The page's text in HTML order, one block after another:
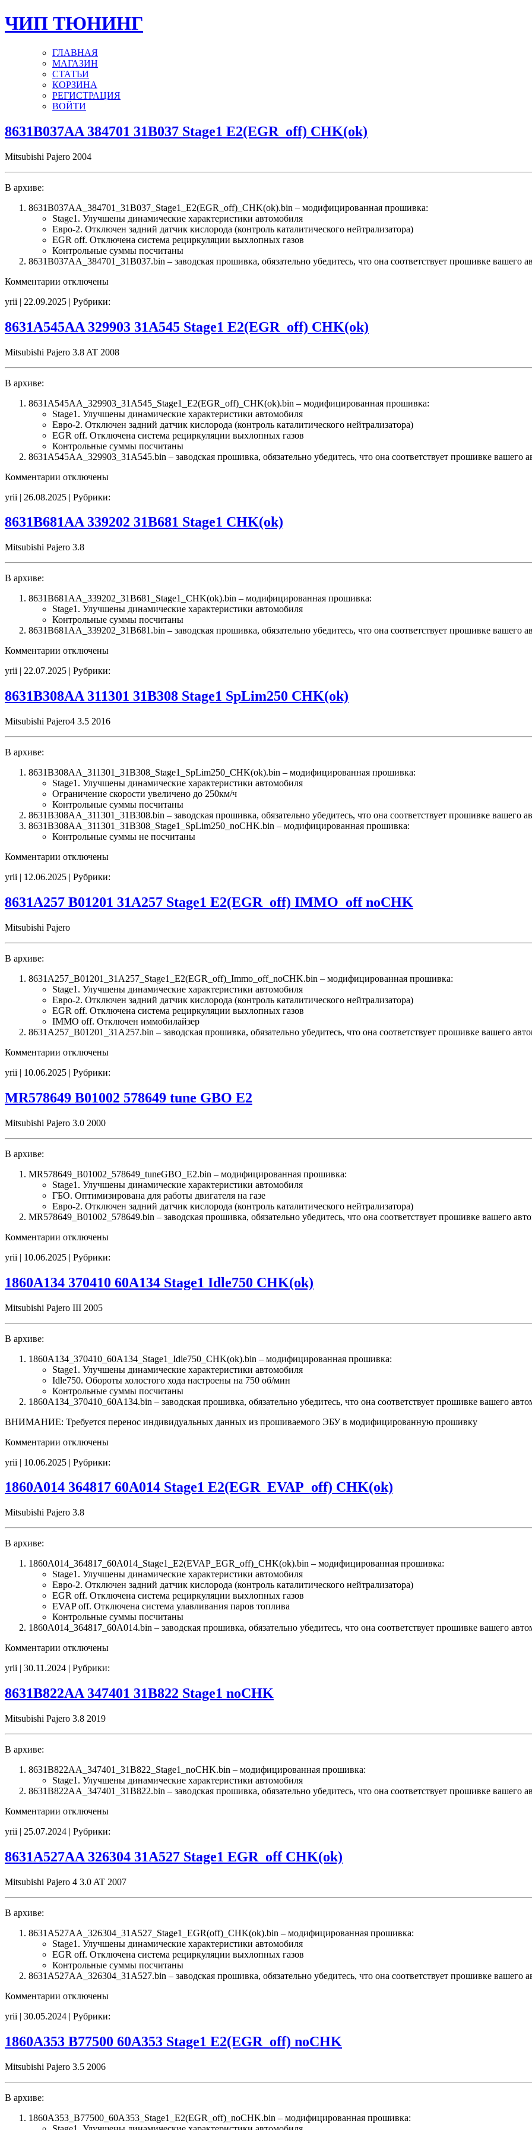
ЧИП ТЮНИНГ
ГЛАВНАЯ
МАГАЗИН
СТАТЬИ
КОРЗИНА
РЕГИСТРАЦИЯ
ВОЙТИ
8631B037AA 384701 31B037 Stage1 E2(EGR_off) CHK(ok)
Mitsubishi Pajero 2004
В архиве:
8631B037AA_384701_31B037_Stage1_E2(EGR_off)_CHK(ok).bin – модифицированная прошивка:
Stage1. Улучшены динамические характеристики автомобиля
Евро-2. Отключен задний датчик кислорода (контроль каталитического нейтрализатора)
EGR off. Отключена система рециркуляции выхлопных газов
Контрольные суммы посчитаны
8631B037AA_384701_31B037.bin – заводская прошивка, обязательно убедитесь, что она соответствует прошивке вашего
Комментарии к
8631B037AA
31B037
Stage1
CHK(ok)
отключены
yrii | 22.09.2025 | Рубрики:
8631A545AA 329903 31A545 Stage1 E2(EGR_off) CHK(ok)
Mitsubishi Pajero 3.8 AT 2008
В архиве:
8631A545AA_329903_31A545_Stage1_E2(EGR_off)_CHK(ok).bin – модифицированная прошивка:
Stage1. Улучшены динамические характеристики автомобиля
Евро-2. Отключен задний датчик кислорода (контроль каталитического нейтрализатора)
EGR off. Отключена система рециркуляции выхлопных газов
Контрольные суммы посчитаны
8631A545AA_329903_31A545.bin – заводская прошивка, обязательно убедитесь, что она соответствует прошивке вашего
Комментарии к
8631A545AA
31A545
Stage1
CHK(ok)
отключены
yrii | 26.08.2025 | Рубрики:
8631B681AA 339202 31B681 Stage1 CHK(ok)
Mitsubishi Pajero 3.8
В архиве:
8631B681AA_339202_31B681_Stage1_CHK(ok).bin – модифицированная прошивка:
Stage1. Улучшены динамические характеристики автомобиля
Контрольные суммы посчитаны
8631B681AA_339202_31B681.bin – заводская прошивка, обязательно убедитесь, что она соответствует прошивке вашего
Комментарии к
8631B681AA
31B681
Stage1
отключены
yrii | 22.07.2025 | Рубрики:
8631B308AA 311301 31B308 Stage1 SpLim250 CHK(ok)
Mitsubishi Pajero4 3.5 2016
В архиве:
8631B308AA_311301_31B308_Stage1_SpLim250_CHK(ok).bin – модифицированная прошивка:
Stage1. Улучшены динамические характеристики автомобиля
Ограничение скорости увеличено до 250км/ч
Контрольные суммы посчитаны
8631B308AA_311301_31B308.bin – заводская прошивка, обязательно убедитесь, что она соответствует прошивке вашего
8631B308AA_311301_31B308_Stage1_SpLim250_noCHK.bin – модифицированная прошивка:
Контрольные суммы не посчитаны
Комментарии к
8631B308AA
31B308
Stage1
CHK(ok)
отключены
yrii | 12.06.2025 | Рубрики:
8631A257 B01201 31A257 Stage1 E2(EGR_off) IMMO_off noCHK
Mitsubishi Pajero
В архиве:
8631A257_B01201_31A257_Stage1_E2(EGR_off)_Immo_off_noCHK.bin – модифицированная прошивка:
Stage1. Улучшены динамические характеристики автомобиля
Евро-2. Отключен задний датчик кислорода (контроль каталитического нейтрализатора)
EGR off. Отключена система рециркуляции выхлопных газов
IMMO off. Отключен иммобилайзер
8631A257_B01201_31A257.bin – заводская прошивка, обязательно убедитесь, что она соответствует прошивке вашего
Комментарии к
8631A257
31A257
Stage1
IMMO_off
noCHK
отключены
yrii | 10.06.2025 | Рубрики:
MR578649 B01002 578649 tune GBO E2
Mitsubishi Pajero 3.0 2000
В архиве:
MR578649_B01002_578649_tuneGBO_E2.bin – модифицированная прошивка:
Stage1. Улучшены динамические характеристики автомобиля
ГБО. Оптимизирована для работы двигателя на газе
Евро-2. Отключен задний датчик кислорода (контроль каталитического нейтрализатора)
MR578649_B01002_578649.bin – заводская прошивка, обязательно убедитесь, что она соответствует прошивке вашего
Комментарии к
MR578649
578649
tune
E2
отключены
yrii | 10.06.2025 | Рубрики:
1860A134 370410 60A134 Stage1 Idle750 CHK(ok)
Mitsubishi Pajero III 2005
В архиве:
1860A134_370410_60A134_Stage1_Idle750_CHK(ok).bin – модифицированная прошивка:
Stage1. Улучшены динамические характеристики автомобиля
Idle750. Обороты холостого хода настроены на 750 об/мин
Контрольные суммы посчитаны
1860A134_370410_60A134.bin – заводская прошивка, обязательно убедитесь, что она соответствует прошивке вашего
ВНИМАНИЕ: Требуется перенос индивидуальных данных из прошиваемого ЭБУ в модифицированную прошивку
Комментарии к
1860A134
60A134
Stage1
CHK(ok)
отключены
yrii | 10.06.2025 | Рубрики:
1860A014 364817 60A014 Stage1 E2(EGR_EVAP_off) CHK(ok)
Mitsubishi Pajero 3.8
В архиве:
1860A014_364817_60A014_Stage1_E2(EVAP_EGR_off)_CHK(ok).bin – модифицированная прошивка:
Stage1. Улучшены динамические характеристики автомобиля
Евро-2. Отключен задний датчик кислорода (контроль каталитического нейтрализатора)
EGR off. Отключена система рециркуляции выхлопных газов
EVAP off. Отключена система улавливания паров топлива
Контрольные суммы посчитаны
1860A014_364817_60A014.bin – заводская прошивка, обязательно убедитесь, что она соответствует прошивке вашего
Комментарии к
1860A014
60A014
Stage1
CHK(ok)
отключены
yrii | 30.11.2024 | Рубрики:
8631B822AA 347401 31B822 Stage1 noCHK
Mitsubishi Pajero 3.8 2019
В архиве:
8631B822AA_347401_31B822_Stage1_noCHK.bin – модифицированная прошивка:
Stage1. Улучшены динамические характеристики автомобиля
8631B822AA_347401_31B822.bin – заводская прошивка, обязательно убедитесь, что она соответствует прошивке вашего
Комментарии к
8631B822AA
31B822
Stage1
отключены
yrii | 25.07.2024 | Рубрики:
8631A527AA 326304 31A527 Stage1 EGR_off CHK(ok)
Mitsubishi Pajero 4 3.0 AT 2007
В архиве:
8631A527AA_326304_31A527_Stage1_EGR(off)_CHK(ok).bin – модифицированная прошивка:
Stage1. Улучшены динамические характеристики автомобиля
EGR off. Отключена система рециркуляции выхлопных газов
Контрольные суммы посчитаны
8631A527AA_326304_31A527.bin – заводская прошивка, обязательно убедитесь, что она соответствует прошивке вашего
Комментарии к
8631A527AA
31A527
Stage1
CHK(ok)
отключены
yrii | 30.05.2024 | Рубрики:
1860A353 B77500 60A353 Stage1 E2(EGR_off) noCHK
Mitsubishi Pajero 3.5 2006
В архиве:
1860A353_B77500_60A353_Stage1_E2(EGR_off)_noCHK.bin – модифицированная прошивка: